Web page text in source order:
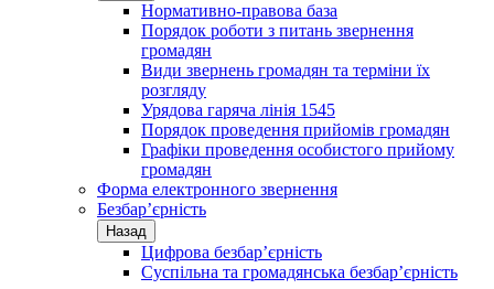
Нормативно-правова база
Порядок роботи з питань звернення
громадян
Види звернень громадян та терміни їх
розгляду
Урядова гаряча лінія 1545
Порядок проведення прийомів громадян
Графіки проведення особистого прийому
громадян
Форма електронного звернення
Безбар’єрність
Назад
Цифрова безбар’єрність
Суспільна та громадянська безбар’єрність